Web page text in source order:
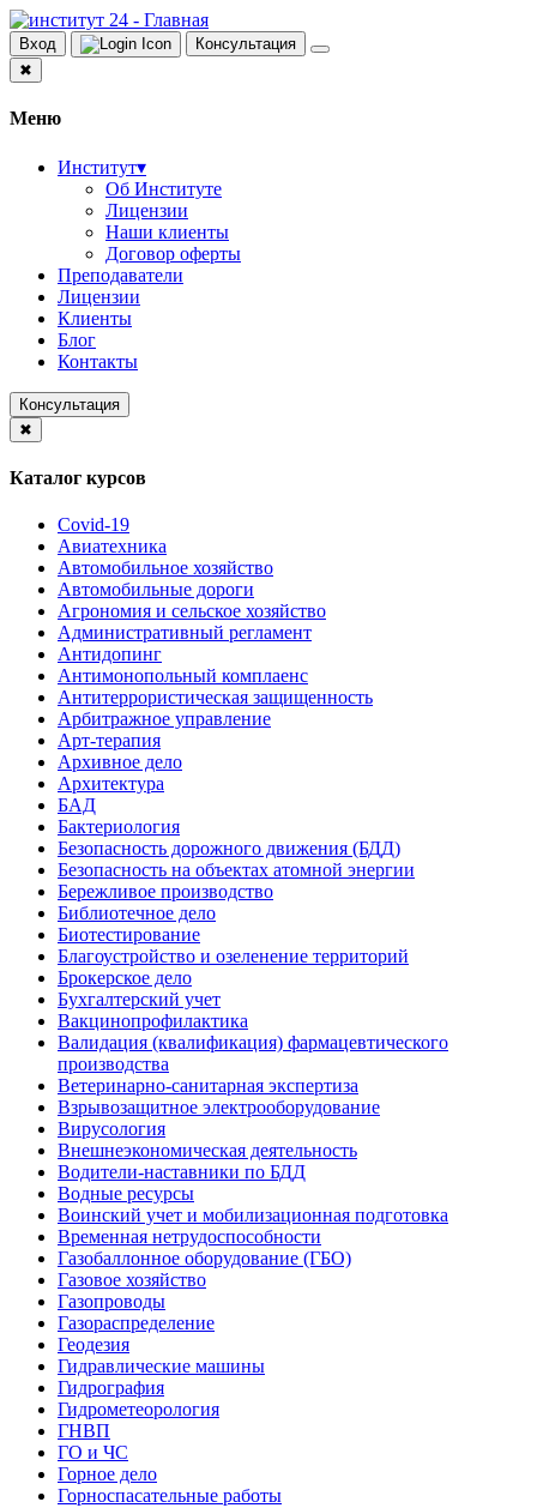
Вход
Консультация
✖
Меню
Институт▾
Об Институте
Лицензии
Наши клиенты
Договор оферты
Преподаватели
Лицензии
Клиенты
Блог
Контакты
Консультация
✖
Каталог курсов
Covid-19
Авиатехника
Автомобильное хозяйство
Автомобильные дороги
Агрономия и сельское хозяйство
Административный регламент
Антидопинг
Антимонопольный комплаенс
Антитеррористическая защищенность
Арбитражное управление
Арт-терапия
Архивное дело
Архитектура
БАД
Бактериология
Безопасность дорожного движения (БДД)
Безопасность на объектах атомной энергии
Бережливое производство
Библиотечное дело
Биотестирование
Благоустройство и озеленение территорий
Брокерское дело
Бухгалтерский учет
Вакцинопрофилактика
Валидация (квалификация) фармацевтического
производства
Ветеринарно-санитарная экспертиза
Взрывозащитное электрооборудование
Вирусология
Внешнеэкономическая деятельность
Водители-наставники по БДД
Водные ресурсы
Воинский учет и мобилизационная подготовка
Временная нетрудоспособности
Газобаллонное оборудование (ГБО)
Газовое хозяйство
Газопроводы
Газораспределение
Геодезия
Гидравлические машины
Гидрография
Гидрометеорология
ГНВП
ГО и ЧС
Горное дело
Горноспасательные работы